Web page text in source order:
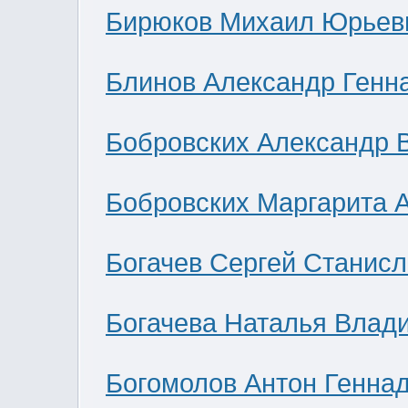
Бирюков Михаил
Блинов Александр
Бобровских Александр
Бобровских Маргарита
Богачев Сергей
Богачева Наталья
Богомолов Антон